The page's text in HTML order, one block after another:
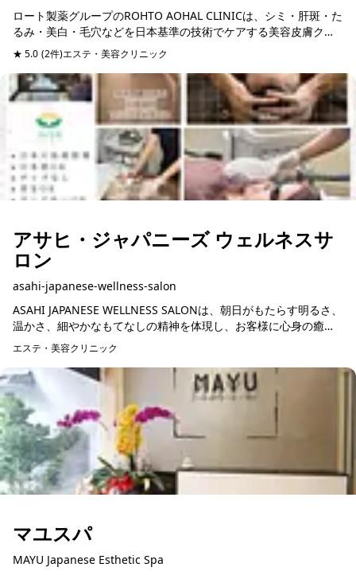
ロート製薬グループのROHTO AOHAL CLINICは、シミ・肝斑・た
るみ・美白・毛穴などを日本基準の技術でケアする美容皮膚クリ
ニック。製薬会社ならではの研究と独自技術で最新機器や美容注
射な...
★ 5.0 (2件)エステ・美容クリニック
アサヒ・ジャパニーズ ウェルネスサ
ロン
asahi-japanese-wellness-salon
ASAHI JAPANESE WELLNESS SALONは、朝日がもたらす明るさ、
温かさ、細やかなもてなしの精神を体現し、お客様に心身の癒し
を提供します。2023年6月には、地元の人々に長年愛...
エステ・美容クリニック
マユスパ
MAYU Japanese Esthetic Spa